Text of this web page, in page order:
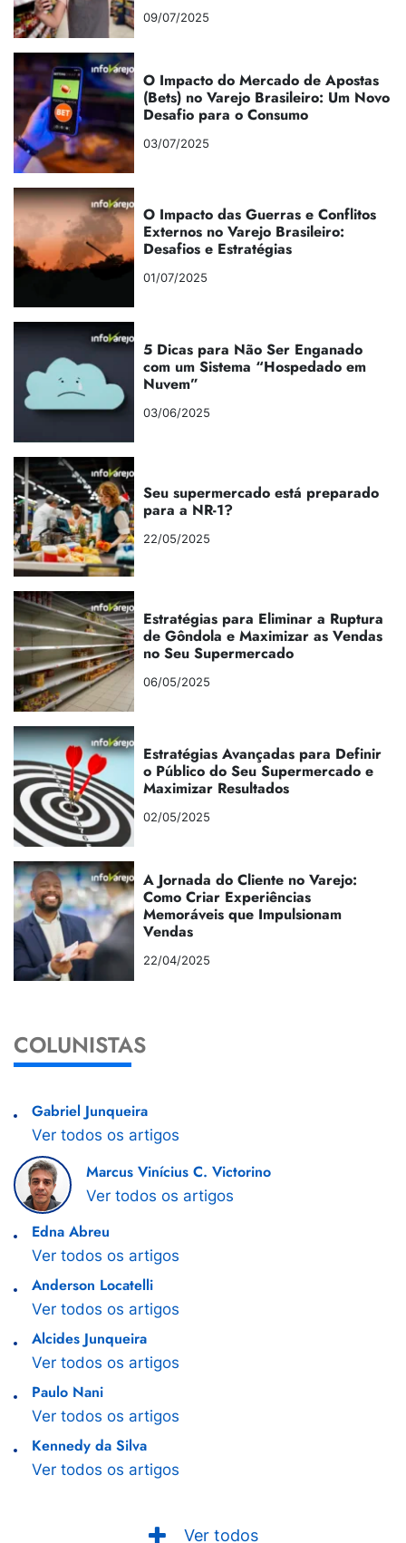
09/07/2025
O Impacto do Mercado de Apostas
(Bets) no Varejo Brasileiro: Um Novo
Desafio para o Consumo
03/07/2025
O Impacto das Guerras e Conflitos
Externos no Varejo Brasileiro:
Desafios e Estratégias
01/07/2025
5 Dicas para Não Ser Enganado
com um Sistema “Hospedado em
Nuvem”
03/06/2025
Seu supermercado está preparado
para a NR-1?
22/05/2025
Estratégias para Eliminar a Ruptura
de Gôndola e Maximizar as Vendas
no Seu Supermercado
06/05/2025
Estratégias Avançadas para Definir
o Público do Seu Supermercado e
Maximizar Resultados
02/05/2025
A Jornada do Cliente no Varejo:
Como Criar Experiências
Memoráveis que Impulsionam
Vendas
22/04/2025
COLUNISTAS
Gabriel Junqueira
Ver todos os artigos
Marcus Vinícius C. Victorino
Ver todos os artigos
Edna Abreu
Ver todos os artigos
Anderson Locatelli
Ver todos os artigos
Alcides Junqueira
Ver todos os artigos
Paulo Nani
Ver todos os artigos
Kennedy da Silva
Ver todos os artigos
Ver todos